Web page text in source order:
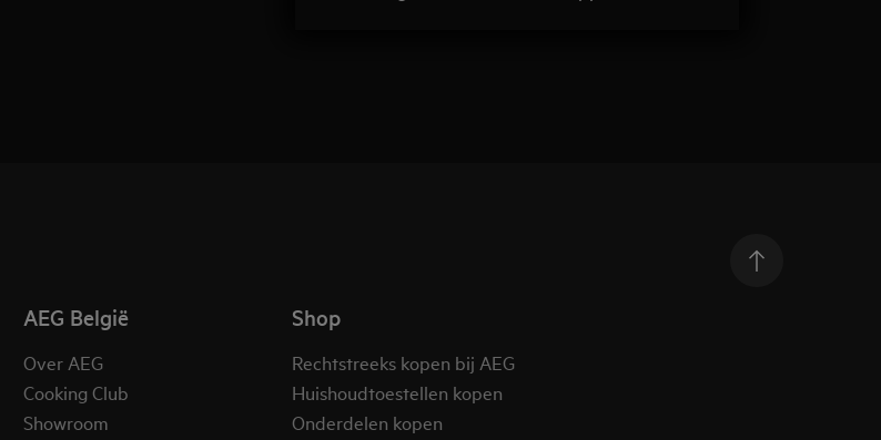
AEG België
Over AEG
Cooking Club
Showroom
Shop
Rechtstreeks kopen bij AEG
Huishoudtoestellen kopen
Onderdelen kopen